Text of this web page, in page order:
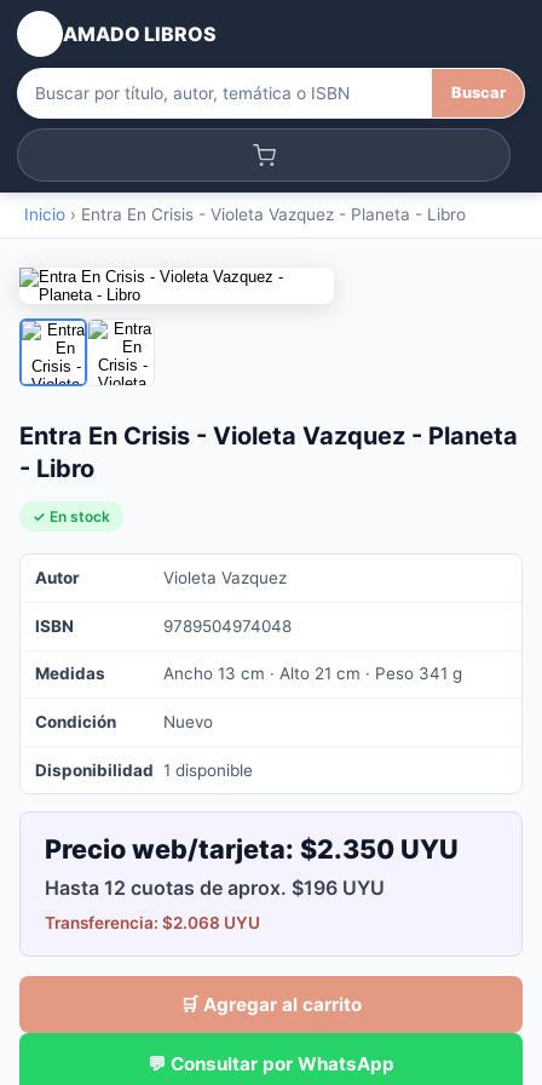
AMADO LIBROS
Buscar
Inicio › Entra En Crisis - Violeta Vazquez - Planeta - Libro
Entra En Crisis - Violeta Vazquez - Planeta
- Libro
✓ En stock
Autor Violeta Vazquez
ISBN 9789504974048
Medidas Ancho 13 cm · Alto 21 cm · Peso 341 g
Condición Nuevo
Disponibilidad 1 disponible
Precio web/tarjeta: $2.350 UYU
Hasta 12 cuotas de aprox. $196 UYU
Transferencia: $2.068 UYU
🛒 Agregar al carrito
💬 Consultar por WhatsApp